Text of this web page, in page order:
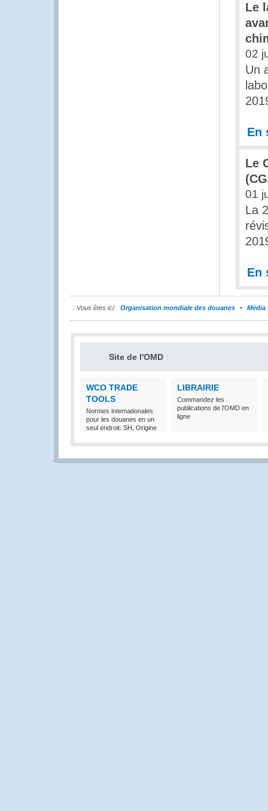
Le
02
Un
En
Le
01
La
En
Vous êtes ici: Organisation mondiale des douanes Média
Site de l'OMD
WCO TRADE
TOOLS
Normes internationales
pour les douanes en un
seul endroit: SH, Origine
LIBRAIRIE
Commandez les
publications de l'OMD en
ligne